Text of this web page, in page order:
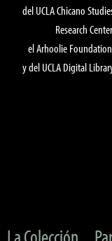
del UCLA Chicano
Research
el Arhoolie
y del UCLA Digital